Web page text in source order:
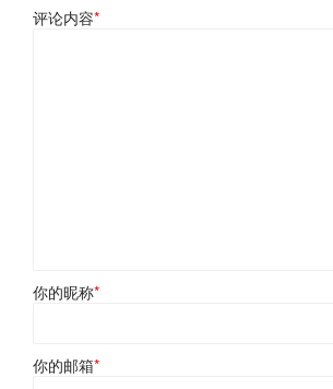
评论内容*
你的昵称*
你的邮箱*